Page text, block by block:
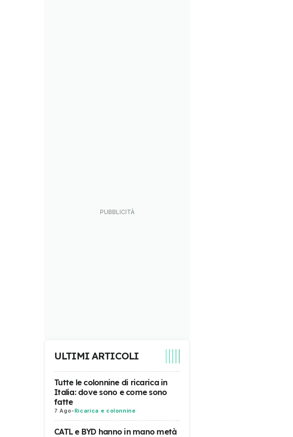
ULTIMI ARTICOLI
Tutte le colonnine di ricarica in
Italia: dove sono e come sono
fatte
7 Ago-Ricarica e colonnine
CATL e BYD hanno in mano metà